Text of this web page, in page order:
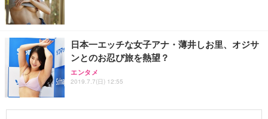
日本一エッチな女子アナ・薄井しお里、オジサ
ンとのお忍び旅を熱望？
エンタメ
2019.7.7(日) 12:55